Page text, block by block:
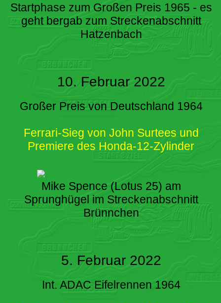
Startphase zum Großen Preis 1965 - es
geht bergab zum Streckenabschnitt
Hatzenbach
10. Februar 2022
Großer Preis von Deutschland 1964
Ferrari-Sieg von John Surtees und
Premiere des Honda-12-Zylinder
Mike Spence (Lotus 25) am
Sprunghügel im Streckenabschnitt
Brünnchen
5. Februar 2022
Int. ADAC Eifelrennen 1964